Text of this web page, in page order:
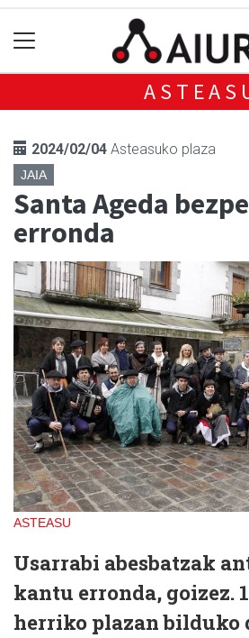
2024/02/04 Asteasuko plaza
JAIA
Santa Ageda
erronda
ASTEASU
Usarrabi abesbatzak
kantu erronda, goizez.
herriko plazan bilduko